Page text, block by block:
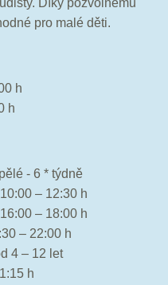
pro malé děti.
h
h
- 6 * týdně
– 12:30 h
– 18:00 h
– 22:00 h
4 – 12 let
h